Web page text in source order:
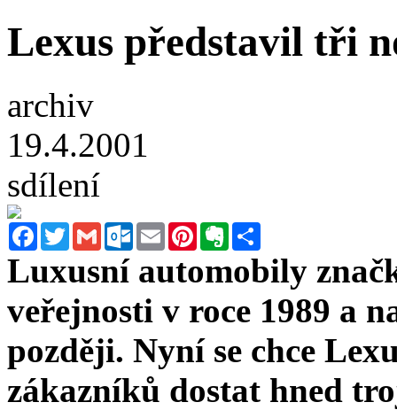
Lexus představil tři
archiv
19.4.2001
sdílení
FacebookTwitterGmail Outlook.com
Email PinterestEvernote
Luxusní automobily
veřejnosti v roce 1989 a
později. Nyní se chce
zákazníků dostat hned